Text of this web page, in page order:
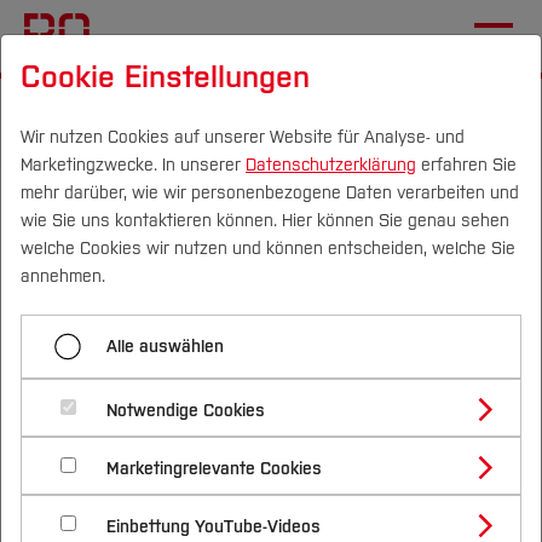
Campus Personen DE|EN Quicklinks
Studium
Studienangebote
Bachelorstudiengänge
Masterstudiengänge
Vor dem Studium
Bewerben & Einschreiben
Bewerbungsportal
Im Studium
Studienbüros und Prüfungen
Nach dem Studium
Forschung & Transfer
Profil
Forschungs- und Transferprofil
Schwerpunkte (FuT)
Beratung & Förderung
Nachhaltigkeit
Nachhaltigkeit studieren
International
Team
Alle Personen
Lisa Kränke, M.A.
Studiengangskoordinatorin „
Lehrkraft für besondere Aufgaben für das
Fachgebiet "Nachhaltigkeitswissenschaftliche
Ansätze und Methoden"
Lehre
"Transformative Forschungspraxis" in
Cookie Einstellungen
Wir nutzen Cookies auf unserer Website für Analyse- und
Marketingzwecke. In unserer Datenschutzerklärung erfahren Sie
mehr darüber, wie wir personenbezogene Daten verarbeiten und
wie Sie uns kontaktieren können. Hier können Sie genau sehen
welche Cookies wir nutzen und können entscheiden, welche Sie
annehmen.
Alle auswählen
Notwendige Cookies
Marketingrelevante Cookies
Einbettung YouTube-Videos